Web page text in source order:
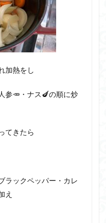
加熱をし
参🥕・ナス🍆の順に炒
てきたら
ラックペッパー・カレ
え